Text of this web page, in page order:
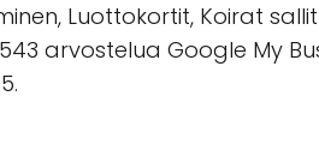
Luottokortit, Koirat
arvostelua Google My